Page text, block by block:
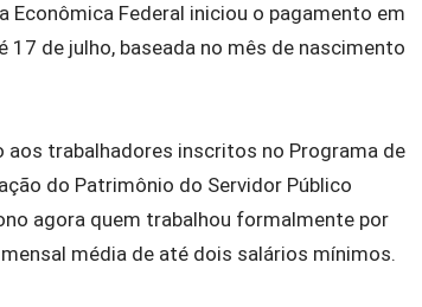
Econômica Federal iniciou o pagamento em
de julho, baseada no mês de nascimento
aos trabalhadores inscritos no Programa de
do Patrimônio do Servidor Público
agora quem trabalhou formalmente por
média de até dois salários mínimos.